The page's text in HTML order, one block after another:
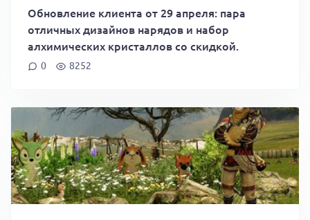
Обновление клиента от 29 апреля: пара
отличных дизайнов нарядов и набор
алхимических кристаллов со скидкой.
0 8252